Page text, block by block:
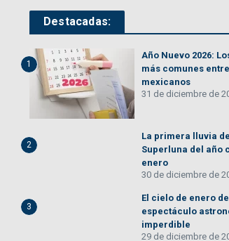
Destacadas:
1
Año Nuevo 2026:
más comunes
mexicanos
31 de diciembre de
2
La primera lluvia
Superluna del año
enero
30 de diciembre de
3
El cielo de enero de
espectáculo
imperdible
29 de diciembre de